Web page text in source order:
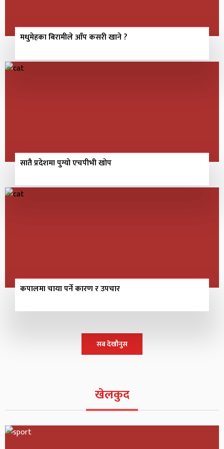
मधुमेहका बिरामीले आँप कसरी खाने ?
सातै प्रदेशमा पुग्यो एचपीभी खोप
कपालमा चाया पर्ने कारण र उपचार
सब देखौनुस
खेलकुद